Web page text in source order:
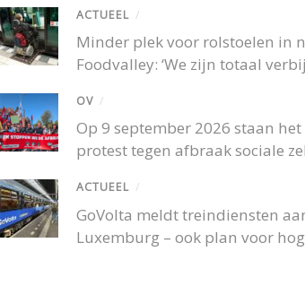
ACTUEEL /
Minder plek voor rolstoelen in
Foodvalley: ‘We zijn totaal
OV /
Op 9 september 2026 staan
protest tegen afbraak sociale
ACTUEEL /
GoVolta meldt treindiensten
Luxemburg – ook plan voor